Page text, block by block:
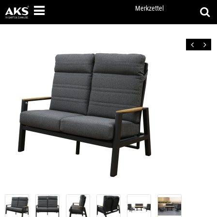
Merkzettel
Zurück Vor